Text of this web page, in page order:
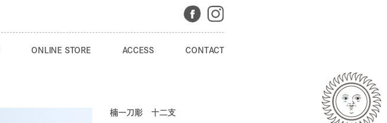
ONLINE STORE ACCESS CONTACT
楠一刀彫 十二支